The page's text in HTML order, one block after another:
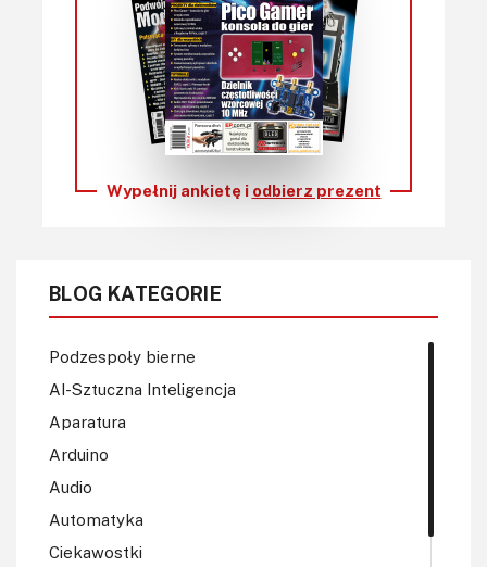
Wypełnij ankietę i odbierz prezent
BLOG KATEGORIE
Podzespoły bierne
AI-Sztuczna Inteligencja
Aparatura
Arduino
Audio
Automatyka
Ciekawostki